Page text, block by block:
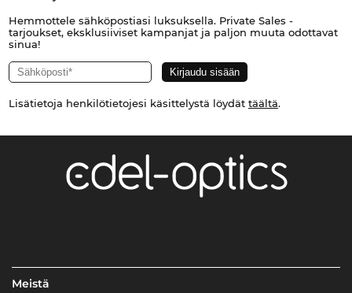
Hemmottele sähköpostiasi luksuksella. Private Sales -
tarjoukset, eksklusiiviset kampanjat ja paljon muuta odottavat
sinua!
Lisätietoja henkilötietojesi käsittelystä löydät täältä.
Meistä